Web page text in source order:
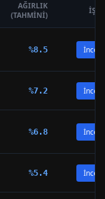
AĞIRLIK
(TAHMINI)
%8.5 İncele
%7.2 İncele
%6.8 İncele
%5.4 İncele